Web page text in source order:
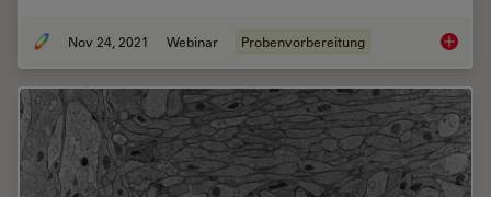
Nov 24, 2021 Webinar Probenvorbereitung How